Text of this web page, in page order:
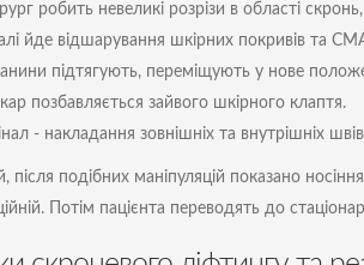
робить невеликі розрізи в області
йде відшарування шкірних покривів та
підтягують, переміщують у нове
позбавляється зайвого шкірного клаптя.
- накладання зовнішніх та внутрішніх
після подібних маніпуляцій показано
Потім пацієнта переводять до